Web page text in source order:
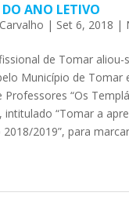
ANO LETIVO
| Set 6, 2018 |
de Tomar
Município de Tomar
Professores “Os
intitulado “Tomar a
2019”, para